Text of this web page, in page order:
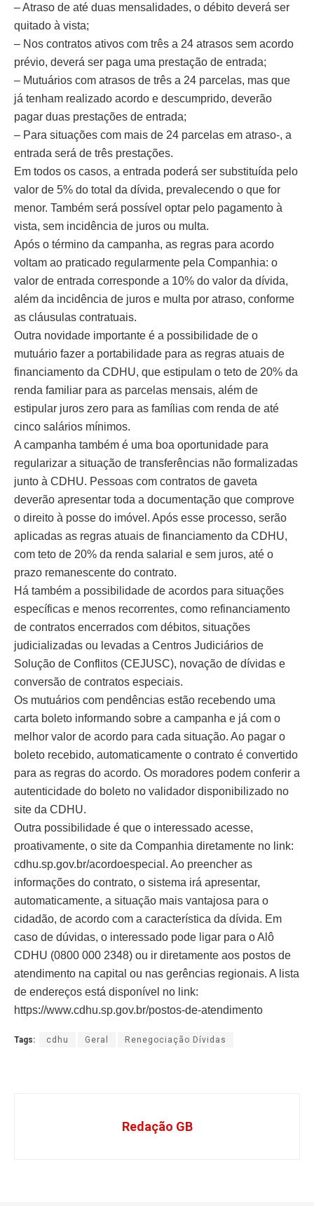
– Atraso de até duas mensalidades, o débito deverá ser
quitado à vista;
– Nos contratos ativos com três a 24 atrasos sem acordo
prévio, deverá ser paga uma prestação de entrada;
– Mutuários com atrasos de três a 24 parcelas, mas que
já tenham realizado acordo e descumprido, deverão
pagar duas prestações de entrada;
– Para situações com mais de 24 parcelas em atraso-, a
entrada será de três prestações.
Em todos os casos, a entrada poderá ser substituída pelo
valor de 5% do total da dívida, prevalecendo o que for
menor. Também será possível optar pelo pagamento à
vista, sem incidência de juros ou multa.
Após o término da campanha, as regras para acordo
voltam ao praticado regularmente pela Companhia: o
valor de entrada corresponde a 10% do valor da dívida,
além da incidência de juros e multa por atraso, conforme
as cláusulas contratuais.
Outra novidade importante é a possibilidade de o
mutuário fazer a portabilidade para as regras atuais de
financiamento da CDHU, que estipulam o teto de 20% da
renda familiar para as parcelas mensais, além de
estipular juros zero para as famílias com renda de até
cinco salários mínimos.
A campanha também é uma boa oportunidade para
regularizar a situação de transferências não formalizadas
junto à CDHU. Pessoas com contratos de gaveta
deverão apresentar toda a documentação que comprove
o direito à posse do imóvel. Após esse processo, serão
aplicadas as regras atuais de financiamento da CDHU,
com teto de 20% da renda salarial e sem juros, até o
prazo remanescente do contrato.
Há também a possibilidade de acordos para situações
específicas e menos recorrentes, como refinanciamento
de contratos encerrados com débitos, situações
judicializadas ou levadas a Centros Judiciários de
Solução de Conflitos (CEJUSC), novação de dívidas e
conversão de contratos especiais.
Os mutuários com pendências estão recebendo uma
carta boleto informando sobre a campanha e já com o
melhor valor de acordo para cada situação. Ao pagar o
boleto recebido, automaticamente o contrato é convertido
para as regras do acordo. Os moradores podem conferir a
autenticidade do boleto no validador disponibilizado no
site da CDHU.
Outra possibilidade é que o interessado acesse,
proativamente, o site da Companhia diretamente no link:
cdhu.sp.gov.br/acordoespecial. Ao preencher as
informações do contrato, o sistema irá apresentar,
automaticamente, a situação mais vantajosa para o
cidadão, de acordo com a característica da dívida. Em
caso de dúvidas, o interessado pode ligar para o Alô
CDHU (0800 000 2348) ou ir diretamente aos postos de
atendimento na capital ou nas gerências regionais. A lista
de endereços está disponível no link:
https://www.cdhu.sp.gov.br/postos-de-atendimento
Tags: cdhu Geral Renegociação Dívidas
Redação GB